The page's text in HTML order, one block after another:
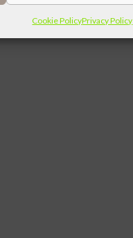
Cookie PolicyPrivacy Policy